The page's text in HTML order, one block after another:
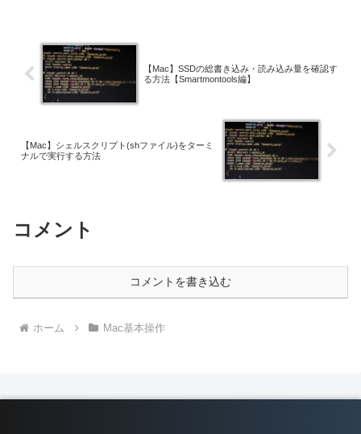
【Mac】SSDの総書き込み・読み込み量を確認す
る方法【Smartmontools編】
【Mac】シェルスクリプト(shファイル)をターミ
ナルで実行する方法
コメント
コメントを書き込む
ホーム Mac基本操作